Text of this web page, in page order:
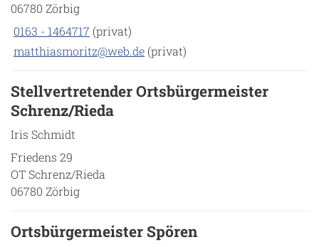
06780 Zörbig
0163 - 1464717 (privat)
matthiasmoritz@web.de (privat)
Stellvertretender Ortsbürgermeister
Schrenz/Rieda
Iris Schmidt
Friedens 29
OT Schrenz/Rieda
06780 Zörbig
Ortsbürgermeister Spören